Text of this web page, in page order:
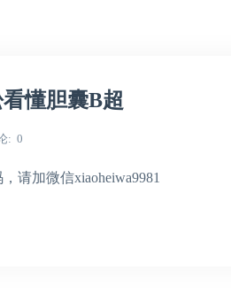
懂胆囊B超
0
请加微信xiaoheiwa9981